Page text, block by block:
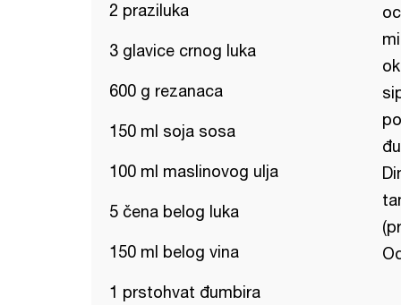
2 praziluka
3 glavice crnog luka
600 g rezanaca
150 ml soja sosa
100 ml maslinovog ulja
5 čena belog luka
150 ml belog vina
1 prstohvat đumbira